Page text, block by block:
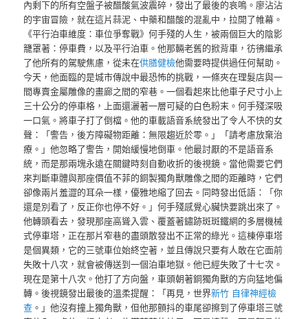
內剩下的所有空盤子被醋酸氣波震碎，發出了最後的哀鳴。廖沾沾
的宇宙冒險，就在這片蒜泥、中藥和醋酸的混亂中，拉開了帷幕。
《平行泊車維度：車位爭奪戰》何手殘的人生，被兩個巨大的陰影
籠罩著：停車費，以及平行泊車。他那輛老舊的掀背車，彷彿繼承
了他所有的駕駛焦慮，從未在供膳健檢他需要時提供過任何幫助。
今天，他面臨的是城市傳說中最恐怖的挑戰，一條夾在理髮店與一
間專賣金屬雕像的畫廊之間的窄巷。一個看起來比他車子尺寸小上
三十公分的停車格，上面還灑著一層可疑的白色粉末。何手殘深吸
一口氣。將車子打了倒檔。他的車載語音系統發出了令人不快的女
聲：「警告，後方障礙物距離：無限趨近於零。」「請考慮放棄治
療。」他忽略了警告，開始緩慢地倒車。他最討厭的不是語音系
統，而是那兩塊永遠在關鍵時刻自動收折的後視鏡。當他需要它們
來判斷車體與那座價值不菲的銅製獨角獸雕像之間的距離時，它們
卻像兩片羞澀的耳朵一樣，優雅地縮了回去。同時發出低語：「你
還是別看了，反正你也停不好。」何手殘感覺心臟快要跳出來了。
他轉頭看去，發現那座高聳入雲、覆蓋著鏽跡斑斑鐵網的多層機械
式停車塔，正在那片窄巷的盡頭散發出不正常的綠光。這棟停車塔
是個異類，它的三號車位始終空著，並且傳說只要有人敢在它面前
失敗十八次，就會被傳送到一個泊車地獄。他已經失敗了十七次。
現在是第十八次。他打了方向盤，車頭朝著銅獨角獸的方向猛地偏
轉。後視鏡發出最後的溫柔提醒：「再見，世界新竹 自律神經檢
查 。」他沒有撞上獨角獸，但他那顫抖的車尾卻擦到了停車塔三號